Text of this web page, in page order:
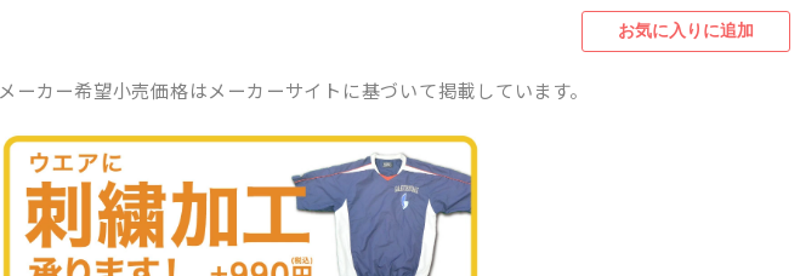
メーカー希望小売価格はメーカーサイトに基づいて掲載しています。